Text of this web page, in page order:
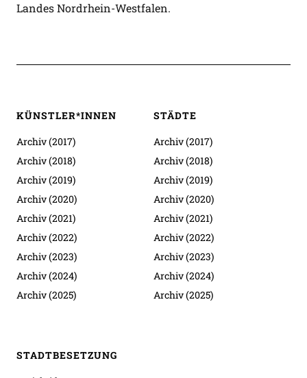
Landes Nordrhein-Westfalen.
KÜNSTLER*INNEN
Archiv (2017)
Archiv (2018)
Archiv (2019)
Archiv (2020)
Archiv (2021)
Archiv (2022)
Archiv (2023)
Archiv (2024)
Archiv (2025)
STÄDTE
Archiv (2017)
Archiv (2018)
Archiv (2019)
Archiv (2020)
Archiv (2021)
Archiv (2022)
Archiv (2023)
Archiv (2024)
Archiv (2025)
STADTBESETZUNG